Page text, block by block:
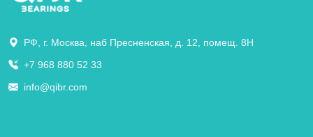
РФ, г. Москва, наб Пресненская, д. 12, помещ. 8Н
+7 968 880 52 33
info@qibr.com